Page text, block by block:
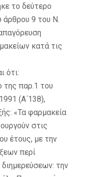
το δεύτερο
άρθρου 9 του Ν.
κατά τις
ότι:
της παρ.1 του
(Α΄138),
«Τα φαρμακεία
στις
έτους, με την
περί
την